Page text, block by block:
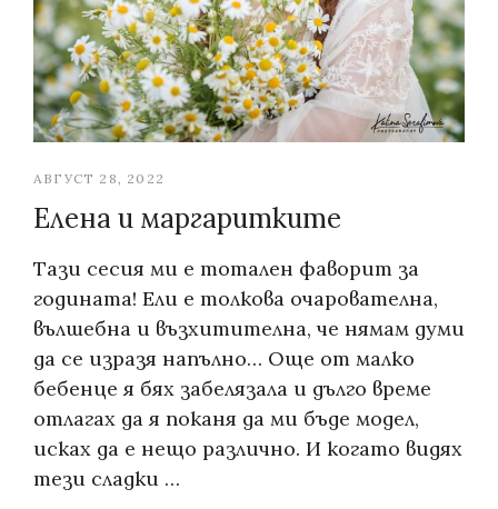
Галерия
Фотографски услуги
За мен
Блог
Въпроси и отговори
АВГУСТ 28, 2022
Елена и маргаритките
Тази сесия ми е тотален фаворит за
годината! Ели е толкова очарователна,
вълшебна и възхитителна, че нямам думи
да се изразя напълно… Още от малко
бебенце я бях забелязала и дълго време
отлагах да я поканя да ми бъде модел,
исках да е нещо различно. И когато видях
тези сладки …